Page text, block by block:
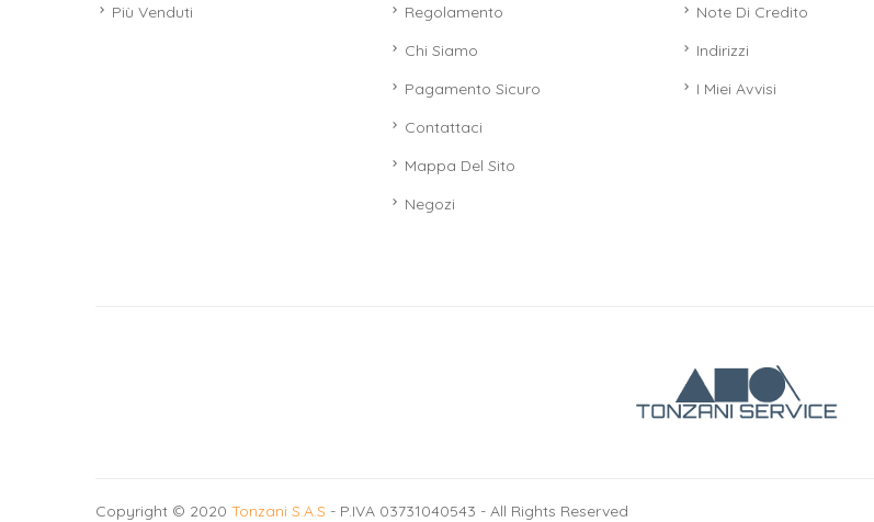
Più Venduti
Regolamento
Chi Siamo
Pagamento Sicuro
Contattaci
Mappa Del Sito
Negozi
Note Di Credito
Indirizzi
I Miei Avvisi
Copyright © 2020 Tonzani S.A.S - P.IVA 03731040543 - All Rights Reserved